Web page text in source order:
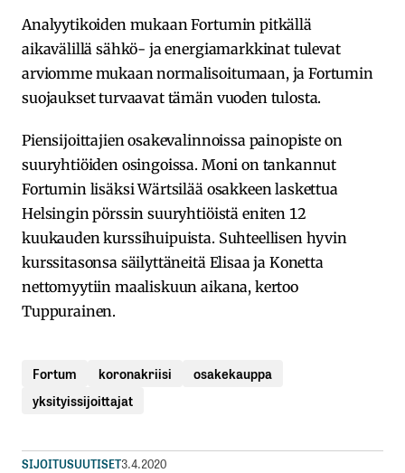
Analyytikoiden mukaan Fortumin pitkällä
aikavälillä sähkö- ja energiamarkkinat tulevat
arviomme mukaan normalisoitumaan, ja Fortumin
suojaukset turvaavat tämän vuoden tulosta.
Piensijoittajien osakevalinnoissa painopiste on
suuryhtiöiden osingoissa. Moni on tankannut
Fortumin lisäksi Wärtsilää osakkeen laskettua
Helsingin pörssin suuryhtiöistä eniten 12
kuukauden kurssihuipuista. Suhteellisen hyvin
kurssitasonsa säilyttäneitä Elisaa ja Konetta
nettomyytiin maaliskuun aikana, kertoo
Tuppurainen.
Fortum koronakriisi
osakekauppa
yksityissijoittajat
SIJOITUSUUTISET3.4.2020